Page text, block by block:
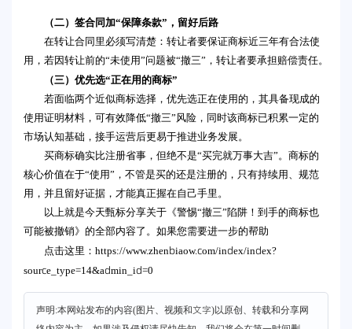
（二）签合同加“保障条款”，留好后路
在转让合同里必须写清楚：转让者要保证商标近三年有合法使
用，若因转让前的“未使用”问题被“撤三”，转让者要承担赔偿责任。
（三）优先选“正在用的商标”
若面临两个近似商标选择，优先选正在使用的，其具备现成的
使用证明材料，可有效降低“撤三”风险，同时该商标已积累一定的
市场认知基础，接手运营后更易于推进业务发展。
买商标确实比注册省事，但绝不是“买完就万事大吉”。商标的
核心价值在于“使用”，不管是买的还是注册的，只有持续用、规范
用，并且留好证据，才能真正握在自己手里。
以上就是今天甄标分享关于《警惕“撤三”陷阱！到手的商标也
可能被撤销》的全部内容了。如果您需要进一步的帮助
点击这里： https://www.zhenbiaow.com/index/index?
source_type=14&admin_id=0
声明:本网站发布的内容(图片、视频和文字)以原创、转载和分享网